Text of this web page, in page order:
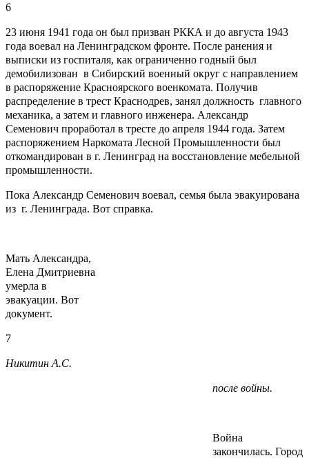
6
23 июня 1941 года он был призван РККА и до августа 1943
года воевал на Ленинградском фронте. После ранения и
выписки из госпиталя, как ограниченно годный был
демобилизован в Сибирский военный округ с направлением
в распоряжение Красноярского военкомата. Получив
распределение в трест Краснодрев, занял должность главного
механика, а затем и главного инженера. Александр
Семенович проработал в тресте до апреля 1944 года. Затем
распоряжением Наркомата Лесной Промышленности был
откомандирован в г. Ленинград на восстановление мебельной
промышленности.
Пока Александр Семенович воевал, семья была эвакуирована
из г. Ленинграда. Вот справка.
Мать Александра,
Елена Дмитриевна
умерла в
эвакуации. Вот
документ.
7
Никитин А.С.
после войны.
Война
закончилась. Город